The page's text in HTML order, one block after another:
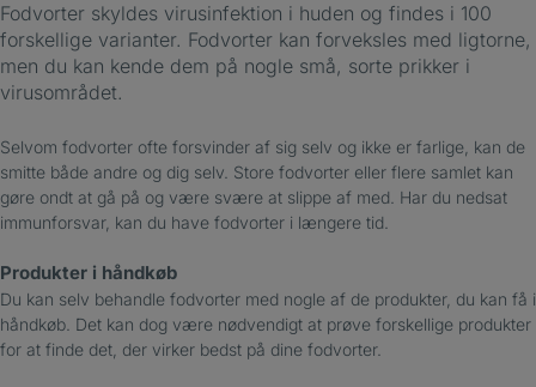
Fodvorter skyldes virusinfektion i huden og findes i 100
forskellige varianter. Fodvorter kan forveksles med ligtorne,
men du kan kende dem på nogle små, sorte prikker i
virusområdet.
Selvom fodvorter ofte forsvinder af sig selv og ikke er farlige, kan de
smitte både andre og dig selv. Store fodvorter eller flere samlet kan
gøre ondt at gå på og være svære at slippe af med. Har du nedsat
immunforsvar, kan du have fodvorter i længere tid.
Produkter i håndkøb
Du kan selv behandle fodvorter med nogle af de produkter, du kan få i
håndkøb. Det kan dog være nødvendigt at prøve forskellige produkter
for at finde det, der virker bedst på dine fodvorter.